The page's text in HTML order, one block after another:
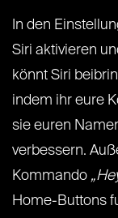
In den
Siri aktivieren
könnt Siri
indem ihr eure
sie euren
verbessern.
Kommando
Home-Buttons